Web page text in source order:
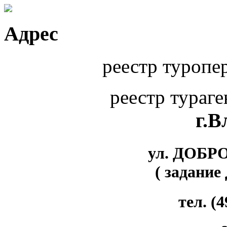
Адрес
реестр
реестр
ул.
(
тел.